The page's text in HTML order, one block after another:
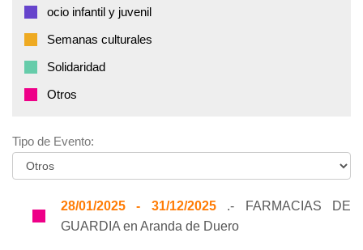
ocio infantil y juvenil
Semanas culturales
Solidaridad
Otros
Tipo de Evento:
28/01/2025 - 31/12/2025.- FARMACIAS DE
GUARDIA en Aranda de Duero